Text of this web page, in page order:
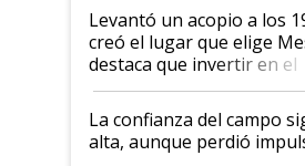
Levantó un acopio a los
creó el lugar que elige
destaca que invertir en el
kirchnerismo era como
plata a un hijo para droga":
Juan Félix Rossetti, el
que de una dura crisis
La confianza del campo
alta, aunque perdió